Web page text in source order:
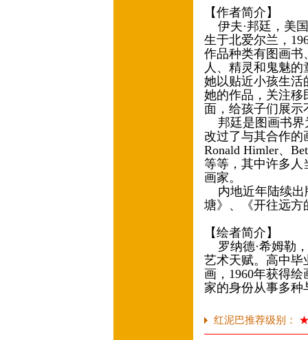
【作者简介】
伊夫·邦廷，美
生于北爱尔兰，
作品种类有图画书
人、精灵和鬼魅
她以贴近小孩生活
她的作品，关注移
面，给孩子们展
邦廷是图画书界
改过了与其合作的
Ronald Himler、
等等，其中许多人
画家。
内地近年陆续出
塘》、《开往远
【绘者简介】
罗纳德·希姆勒
艺术天赋。高中毕
画，1960年获得
家的身份从事多
红泥巴推荐级别：